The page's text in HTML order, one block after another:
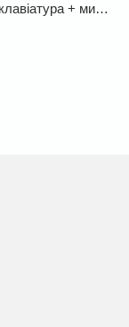
Бездротовий комплект Proove Harmless (клавіатура + миша). Набір для офісу та дому для Windows та Linux